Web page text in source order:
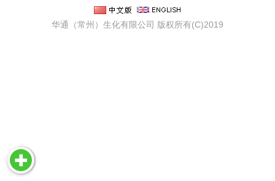
华通（常州）生化有限公司 版权所有(C)2019